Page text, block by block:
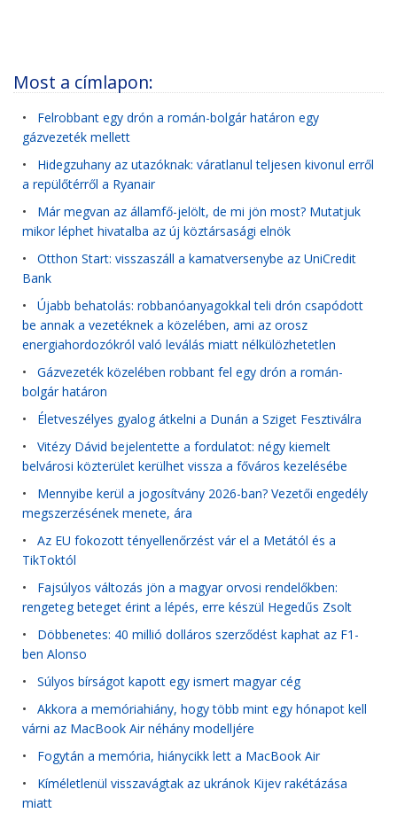
Most a címlapon:
• Felrobbant egy drón a román-bolgár határon egy
gázvezeték mellett
• Hidegzuhany az utazóknak: váratlanul teljesen kivonul erről
a repülőtérről a Ryanair
• Már megvan az államfő-jelölt, de mi jön most? Mutatjuk
mikor léphet hivatalba az új köztársasági elnök
• Otthon Start: visszaszáll a kamatversenybe az UniCredit
Bank
• Újabb behatolás: robbanóanyagokkal teli drón csapódott
be annak a vezetéknek a közelében, ami az orosz
energiahordozókról való leválás miatt nélkülözhetetlen
• Gázvezeték közelében robbant fel egy drón a román-
bolgár határon
• Életveszélyes gyalog átkelni a Dunán a Sziget Fesztiválra
• Vitézy Dávid bejelentette a fordulatot: négy kiemelt
belvárosi közterület kerülhet vissza a főváros kezelésébe
• Mennyibe kerül a jogosítvány 2026-ban? Vezetői engedély
megszerzésének menete, ára
• Az EU fokozott tényellenőrzést vár el a Metától és a
TikToktól
• Fajsúlyos változás jön a magyar orvosi rendelőkben:
rengeteg beteget érint a lépés, erre készül Hegedűs Zsolt
• Döbbenetes: 40 millió dolláros szerződést kaphat az F1-
ben Alonso
• Súlyos bírságot kapott egy ismert magyar cég
• Akkora a memóriahiány, hogy több mint egy hónapot kell
várni az MacBook Air néhány modelljére
• Fogytán a memória, hiánycikk lett a MacBook Air
• Kíméletlenül visszavágtak az ukránok Kijev rakétázása
miatt